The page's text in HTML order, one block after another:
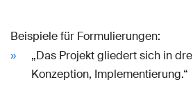
Beispiele für Formulierungen:
„Das Projekt gliedert sich in
Konzeption, Implementierung.“